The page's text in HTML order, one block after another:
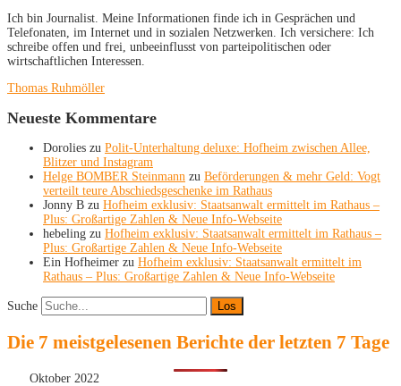
Ich bin Journalist. Meine Informationen finde ich in Gesprächen und
Telefonaten, im Internet und in sozialen Netzwerken. Ich versichere: Ich
schreibe offen und frei, unbeeinflusst von parteipolitischen oder
wirtschaftlichen Interessen.
Thomas Ruhmöller
Neueste Kommentare
Dorolies zu Polit-Unterhaltung deluxe: Hofheim zwischen Allee,
Blitzer und Instagram
Helge BOMBER Steinmann zu Beförderungen & mehr Geld: Vogt
verteilt teure Abschiedsgeschenke im Rathaus
Jonny B zu Hofheim exklusiv: Staatsanwalt ermittelt im Rathaus –
Plus: Großartige Zahlen & Neue Info-Webseite
hebeling zu Hofheim exklusiv: Staatsanwalt ermittelt im Rathaus –
Plus: Großartige Zahlen & Neue Info-Webseite
Ein Hofheimer zu Hofheim exklusiv: Staatsanwalt ermittelt im
Rathaus – Plus: Großartige Zahlen & Neue Info-Webseite
Suche
Die 7 meistgelesenen Berichte der letzten 7 Tage
Oktober 2022